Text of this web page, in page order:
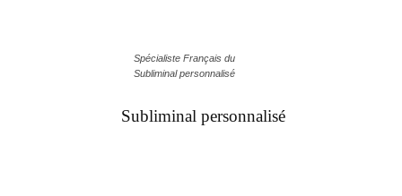
Spécialiste Français du
Subliminal personnalisé
Subliminal personnalisé